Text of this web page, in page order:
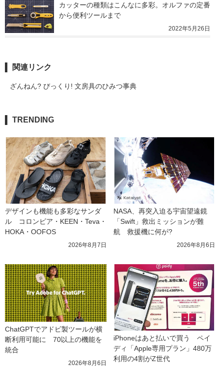
カッターの種類はこんなに多彩。オルファの定番
から便利ツールまで
2022年5月26日
関連リンク
ざんねん? びっくり! 文房具のひみつ事典
TRENDING
デザインも機能も多彩なサンダ
ル　コロンビア・KEEN・Teva・
HOKA・OOFOS
2026年8月7日
NASA、再突入迫る宇宙望遠鏡
「Swift」救出ミッションが難
航　救援機に何が?
2026年8月6日
ChatGPTでアドビ製ツールが横
断利用可能に　70以上の機能を
統合
2026年8月6日
iPhoneはあと払いで買う　ペイ
ディ「Apple専用プラン」480万
利用の4割がZ世代